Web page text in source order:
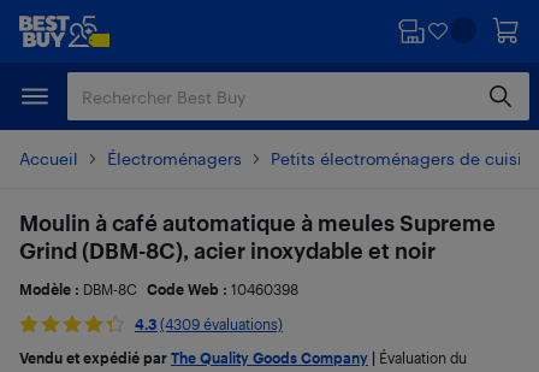
Passer
principal
Passer
Accueil Électroménagers Petits électroménagers de
Moulin à café automatique à meules Supreme
Grind (DBM-8C), acier inoxydable et noir
Modèle : DBM-8C Code Web : 10460398
4.3 (4309 évaluations)
Vendu et expédié par The Quality Goods Company
Évaluation du